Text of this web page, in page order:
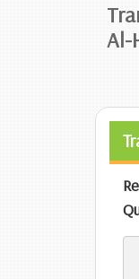
Al-